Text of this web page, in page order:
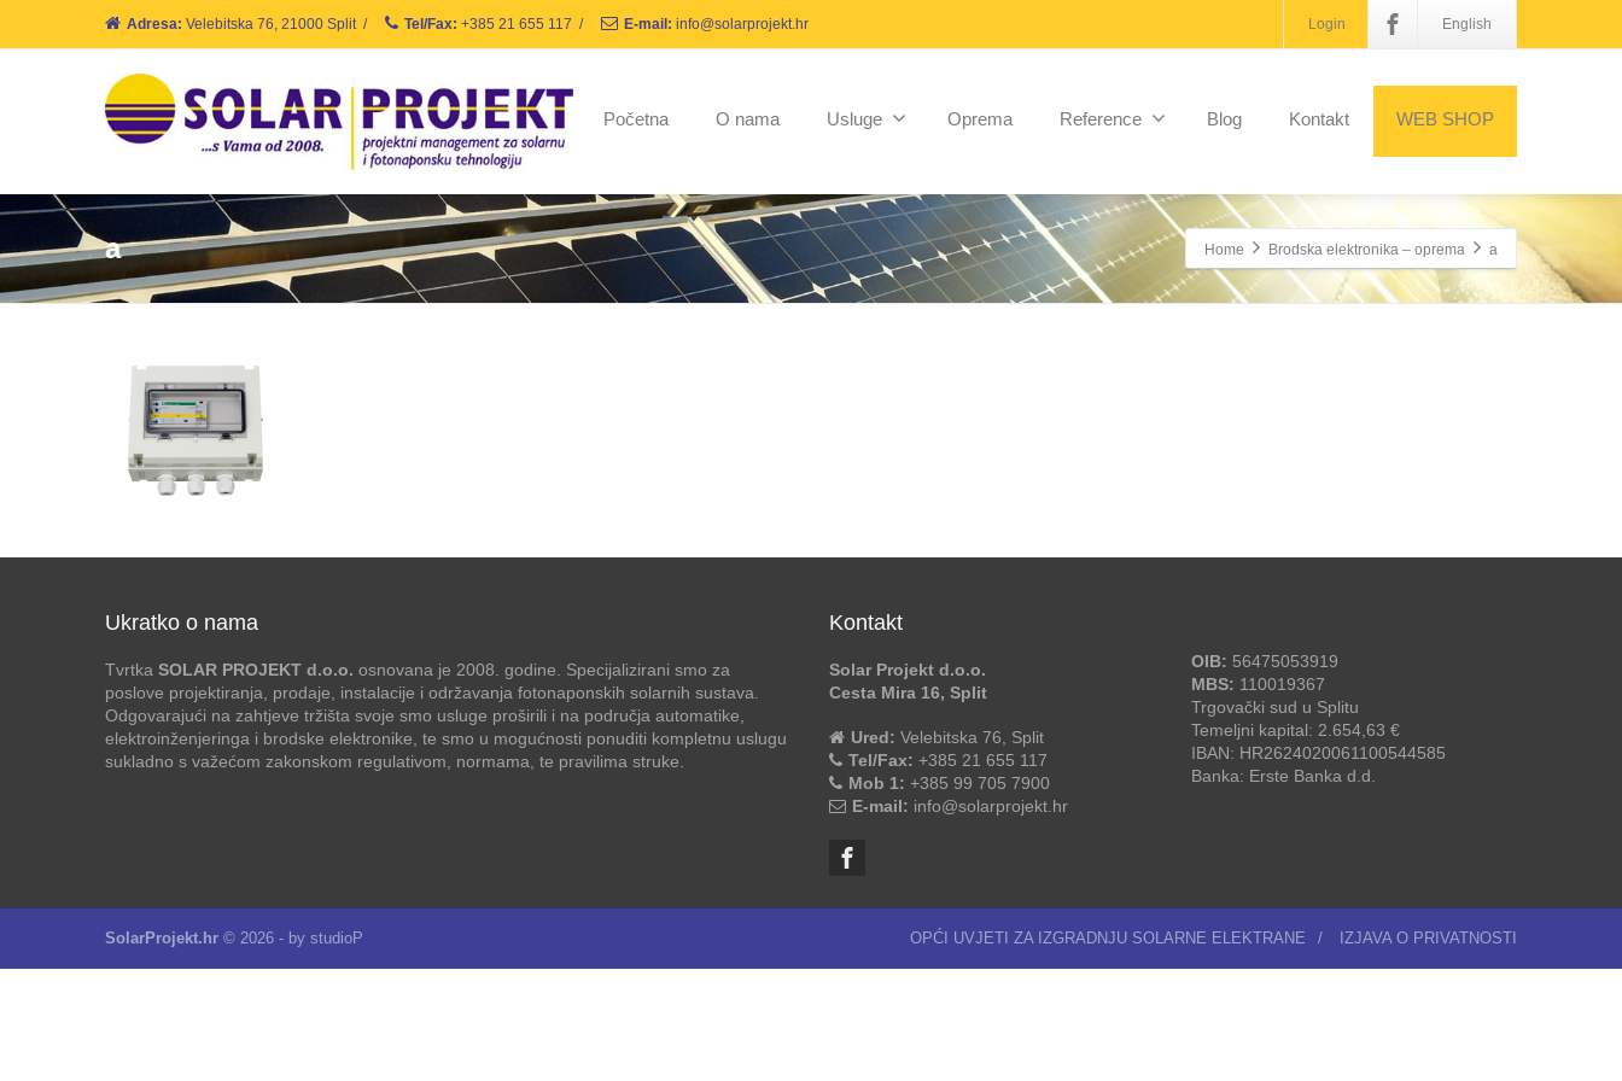
Adresa: Velebitska 76, 21000 Split / Tel/Fax: +385 21 655 117 / E-mail: info@solarprojekt.hr Login English
Početna O nama Usluge Oprema Reference Blog Kontakt WEB SHOP
a Home Brodska elektronika – oprema a
Ukratko o nama
Tvrtka SOLAR PROJEKT d.o.o. osnovana je 2008. godine. Specijalizirani smo za
poslove projektiranja, prodaje, instalacije i održavanja fotonaponskih solarnih sustava.
Odgovarajući na zahtjeve tržišta svoje smo usluge proširili i na područja automatike,
elektroinženjeringa i brodske elektronike, te smo u mogućnosti ponuditi kompletnu uslugu
sukladno s važećom zakonskom regulativom, normama, te pravilima struke.
Kontakt
Solar Projekt d.o.o.
Cesta Mira 16, Split
Ured: Velebitska 76, Split
Tel/Fax: +385 21 655 117
Mob 1: +385 99 705 7900
E-mail: info@solarprojekt.hr
OIB: 56475053919
MBS: 110019367
Trgovački sud u Splitu
Temeljni kapital: 2.654,63 €
IBAN: HR2624020061100544585
Banka: Erste Banka d.d.
SolarProjekt.hr © 2026 - by studioP OPĆI UVJETI ZA IZGRADNJU SOLARNE ELEKTRANE / IZJAVA O PRIVATNOSTI